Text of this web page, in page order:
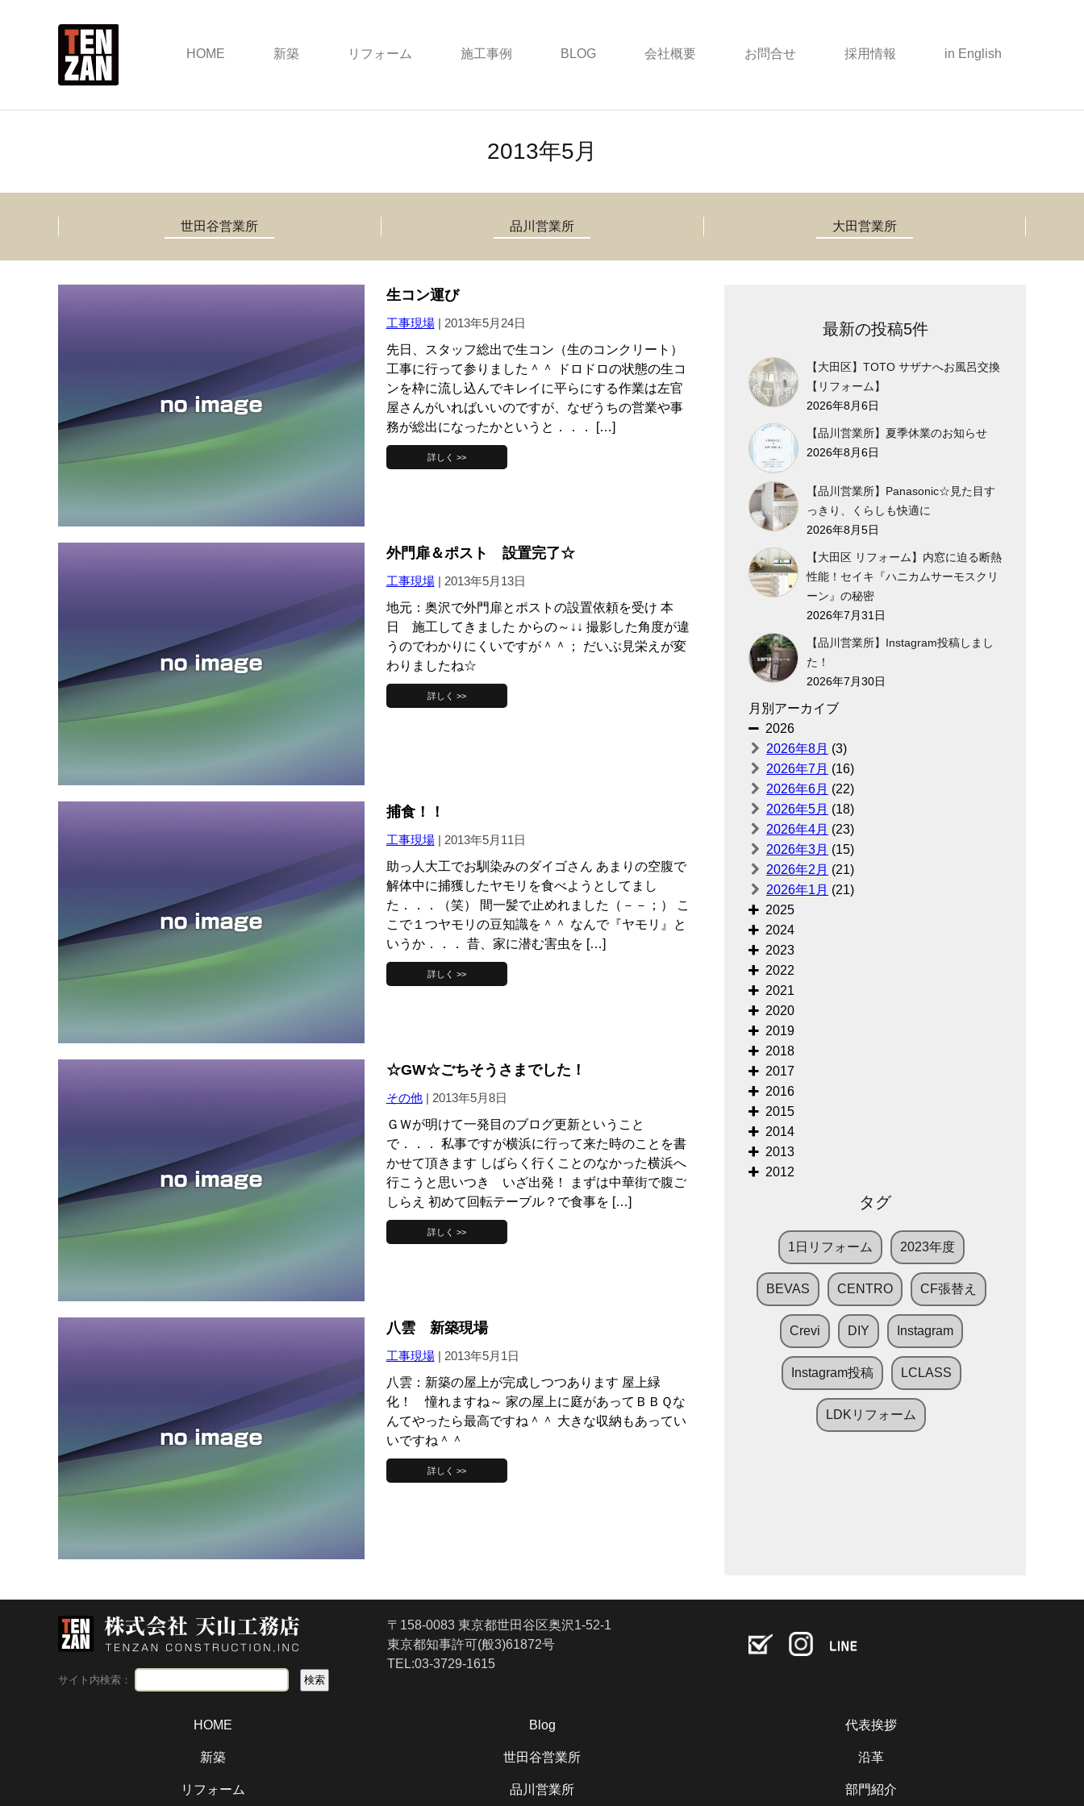
HOME 新築 リフォーム 施工事例 BLOG 会社概要 お問合せ 採用情報 in English
2013年5月
世田谷営業所 品川営業所 大田営業所
生コン運び
工事現場| 2013年5月24日
先日、スタッフ総出で生コン（生のコンクリート）
工事に行って参りました＾＾ ドロドロの状態の生コ
ンを枠に流し込んでキレイに平らにする作業は左官
屋さんがいればいいのですが、なぜうちの営業や事
務が総出になったかというと．．． […]
詳しく >>
外門扉＆ポスト 設置完了☆
工事現場| 2013年5月13日
地元：奥沢で外門扉とポストの設置依頼を受け 本
日 施工してきました からの～↓↓ 撮影した角度が違
うのでわかりにくいですが＾＾； だいぶ見栄えが変
わりましたね☆
詳しく >>
捕食！！
工事現場| 2013年5月11日
助っ人大工でお馴染みのダイゴさん あまりの空腹で
解体中に捕獲したヤモリを食べようとしてまし
た．．．（笑） 間一髪で止めれました（－－；） こ
こで１つヤモリの豆知識を＾＾ なんで『ヤモリ』と
いうか．．． 昔、家に潜む害虫を […]
詳しく >>
☆GW☆ごちそうさまでした！
その他| 2013年5月8日
ＧＷが明けて一発目のブログ更新ということ
で．．． 私事ですが横浜に行って来た時のことを書
かせて頂きます しばらく行くことのなかった横浜へ
行こうと思いつき いざ出発！ まずは中華街で腹ご
しらえ 初めて回転テーブル？で食事を […]
詳しく >>
八雲 新築現場
工事現場| 2013年5月1日
八雲：新築の屋上が完成しつつあります 屋上緑
化！ 憧れますね～ 家の屋上に庭があってＢＢＱな
んてやったら最高ですね＾＾ 大きな収納もあってい
いですね＾＾
詳しく >>
最新の投稿5件
【大田区】TOTO サザナへお風呂交換
【リフォーム】
2026年8月6日
【品川営業所】夏季休業のお知らせ
2026年8月6日
【品川営業所】Panasonic☆見た目す
っきり、くらしも快適に
2026年8月5日
【大田区 リフォーム】内窓に迫る断熱
性能！セイキ『ハニカムサーモスクリ
ーン』の秘密
2026年7月31日
【品川営業所】Instagram投稿しまし
た！
2026年7月30日
月別アーカイブ
2026
2026年8月 (3)
2026年7月 (16)
2026年6月 (22)
2026年5月 (18)
2026年4月 (23)
2026年3月 (15)
2026年2月 (21)
2026年1月 (21)
2025
2024
2023
2022
2021
2020
2019
2018
2017
2016
2015
2014
2013
2012
タグ
1日リフォーム 2023年度
BEVAS CENTRO CF張替え
Crevi DIY Instagram
Instagram投稿 LCLASS
LDKリフォーム
サイト内検索：
〒158-0083 東京都世田谷区奥沢1-52-1
東京都知事許可(般3)61872号
TEL:03-3729-1615
HOME
新築
リフォーム
Blog
世田谷営業所
品川営業所
代表挨拶
沿革
部門紹介